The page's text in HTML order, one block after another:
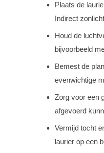
Plaats de
Indirect
Houd de
bijvoorbeeld
Bemest de
evenwichtige
Zorg voor een
afgevoerd
Vermijd tocht
laurier op een